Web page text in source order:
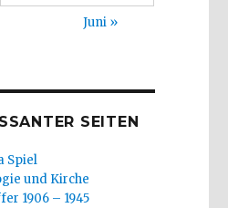
Juni »
SEITEN
Spiel
und Kirche
1906 – 1945